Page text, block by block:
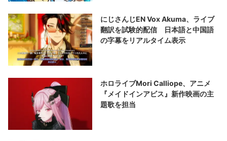
にじさんじEN Vox Akuma、ライブ
翻訳を試験的配信 日本語と中国語
の字幕をリアルタイム表示
ホロライブMori Calliope、アニメ
『メイドインアビス』新作映画の主
題歌を担当